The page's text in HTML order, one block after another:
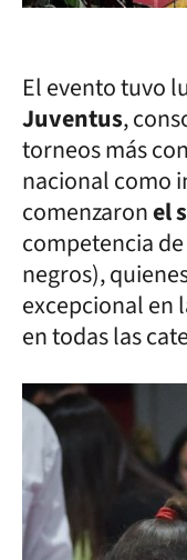
El evento tuvo
Juventus,
torneos más
nacional como
comenzaronel
competencia
negros),
excepcional en
en todas las